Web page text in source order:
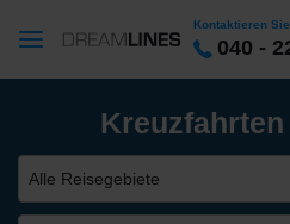
Kontaktieren
040 -
Alle Reisegebiete